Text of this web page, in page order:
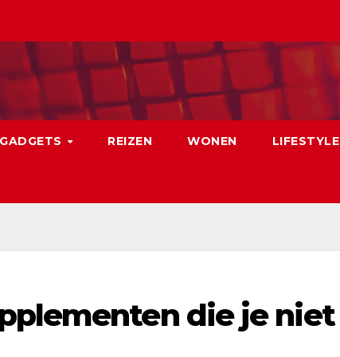
GADGETS REIZEN WONEN LIFESTYLE
die je niet